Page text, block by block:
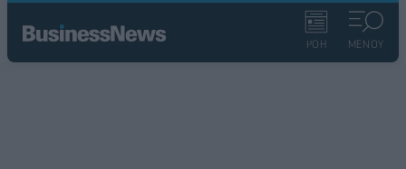
ΡΟΗ ΜΕΝΟΥ